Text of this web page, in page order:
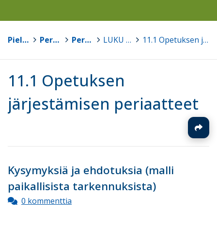
Pielavesi Perusopetus Perusopetuksen opetussuunnitelma 2016 > LUKU 11. Erityiseen maailmankatsomukseen tai kasvatusopilliseen järjestelmään perustuva perusopetus > 11.1 Opetuksen järjestämisen periaatteet
11.1 Opetuksen
järjestämisen periaatteet
Kysymyksiä ja ehdotuksia (malli
paikallisista tarkennuksista)
0 kommenttia